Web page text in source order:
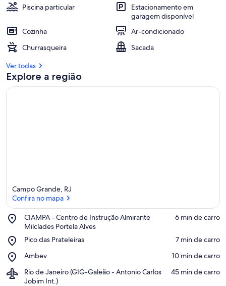
Piscina particular
Estacionamento em
garagem disponível
Cozinha
Ar-condicionado
Churrasqueira
Sacada
Ver todas
Explore a região
Campo Grande, RJ
Confira no mapa
CIAMPA - Centro de Instrução Almirante
Milcíades Portela Alves
Place,
CIAMPA
-
Centro
de
Almirante
Milcíades
‪6 min de carro‬
Pico das Prateleiras
Place,
das
‪7 min de carro‬
Ambev
Place,
‪10 min de carro‬
Rio de Janeiro (GIG-Galeão - Antonio Carlos
Jobim Int.)
Airport,
Rio
‪45 min de carro‬